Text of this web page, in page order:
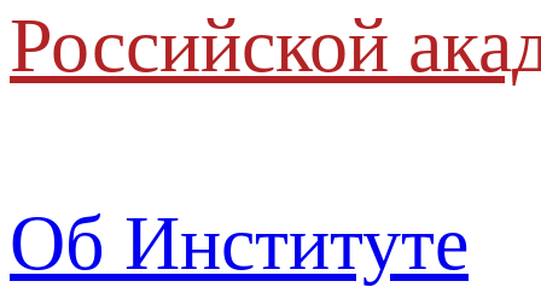
Российской
Об Институте